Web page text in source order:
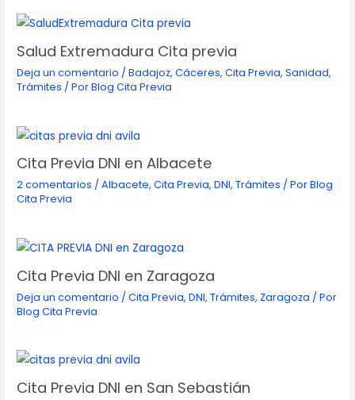
Salud Extremadura Cita previa
Deja un comentario /Badajoz,Cáceres,Cita Previa,Sanidad,
Trámites / PorBlog Cita Previa
Cita Previa DNI en Albacete
2 comentarios /Albacete,Cita Previa,DNI,Trámites / PorBlog
Cita Previa
Cita Previa DNI en Zaragoza
Deja un comentario /Cita Previa,DNI,Trámites, Zaragoza / Por
Blog Cita Previa
Cita Previa DNI en San Sebastián